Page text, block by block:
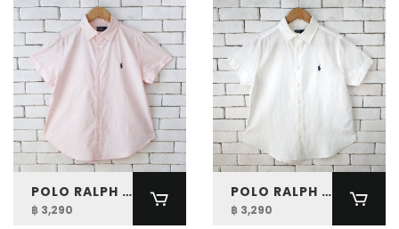
POLO RALPH LAUREN WOMEN LINEN SHORT SLEEVE SHIRT
฿ 3,290
POLO RALPH LAUREN WOMEN LINEN SHORT SLEEVE SHIRT
฿ 3,290